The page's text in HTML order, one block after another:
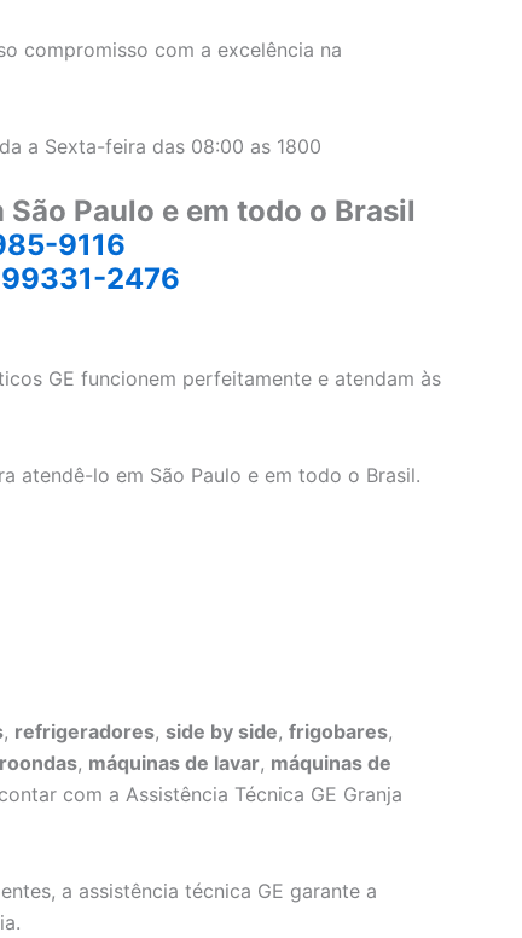
compromisso com a excelência na
a Sexta-feira das 08:00 as 1800
Paulo e em todo o Brasil
9116
99331-2476
GE funcionem perfeitamente e atendam às
atendê-lo em São Paulo e em todo o Brasil.
, refrigeradores, side by side, frigobares,
, máquinas de lavar, máquinas de
com a Assistência Técnica GE Granja
a assistência técnica GE garante a